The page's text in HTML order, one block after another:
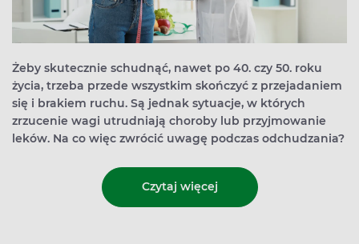
Żeby skutecznie schudnąć, nawet po 40. czy 50. roku
życia, trzeba przede wszystkim skończyć z przejadaniem
się i brakiem ruchu. Są jednak sytuacje, w których
zrzucenie wagi utrudniają choroby lub przyjmowanie
leków. Na co więc zwrócić uwagę podczas odchudzania?
Czytaj więcej